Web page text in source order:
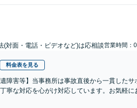
(対面・電話・ビデオなど)は応相談営業時間：
料金表を見る
障害等】当事務所は事故直後から一貫した
寧な対応を心がけ対応しています。お気軽